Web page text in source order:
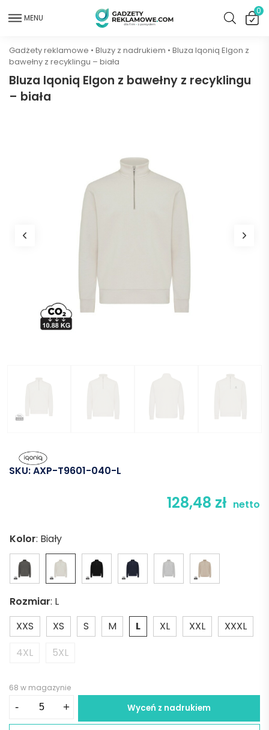
MENU
0
Gadżety reklamowe • Bluzy z nadrukiem • Bluza Iqoniq Elgon z
bawełny z recyklingu – biała
Bluza Iqoniq Elgon z bawełny z recyklingu
– biała
SKU:AXP-T9601-040-L
128,48 zł netto
Kolor: Biały
Rozmiar: L
XXS
XS S M L XL XXL
XXXL
4XL
5XL
68 w magazynie
- + Wyceń z nadrukiem